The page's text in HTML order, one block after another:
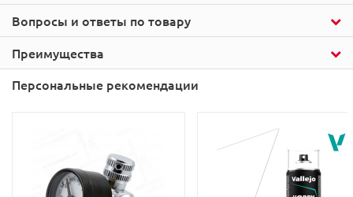
Вопросы и ответы по товару
Преимущества
Персональные рекомендации